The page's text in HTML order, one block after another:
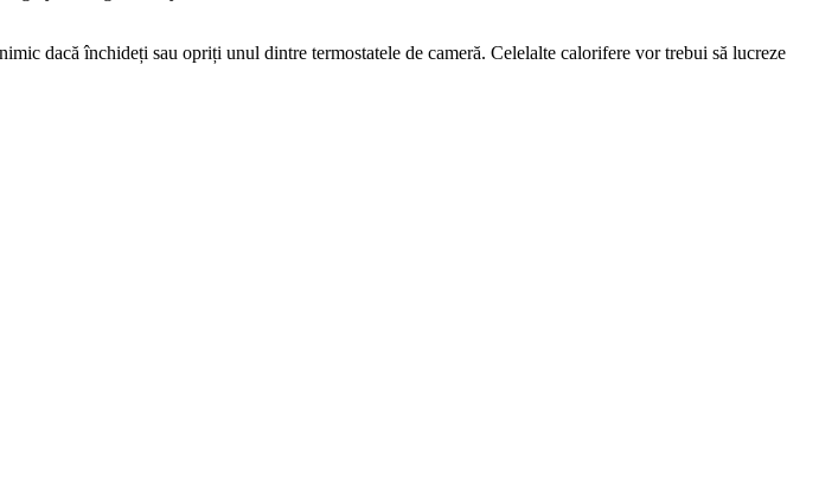
dacă închideți sau opriți unul dintre termostatele de cameră. Celelalte calorifere vor trebui să lucreze